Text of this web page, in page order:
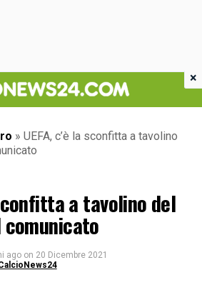
» UEFA, c’è la sconfitta a tavolino
a tavolino del
ago on 20 Dicembre 2021
×